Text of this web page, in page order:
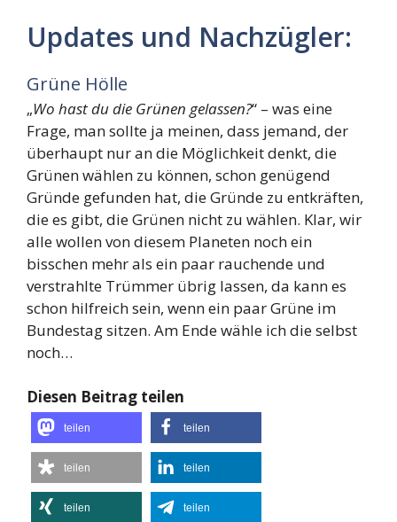
Updates und Nachzügler:
Grüne Hölle
„Wo hast du die Grünen gelassen?“ – was eine
Frage, man sollte ja meinen, dass jemand, der
überhaupt nur an die Möglichkeit denkt, die
Grünen wählen zu können, schon genügend
Gründe gefunden hat, die Gründe zu entkräften,
die es gibt, die Grünen nicht zu wählen. Klar, wir
alle wollen von diesem Planeten noch ein
bisschen mehr als ein paar rauchende und
verstrahlte Trümmer übrig lassen, da kann es
schon hilfreich sein, wenn ein paar Grüne im
Bundestag sitzen. Am Ende wähle ich die selbst
noch…
Diesen Beitrag teilen
teilen teilen
teilen teilen
teilen teilen